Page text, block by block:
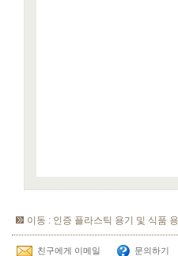
이동 : 인증 플라스틱 용기 및 식품
친구에게 이메일 문의하기